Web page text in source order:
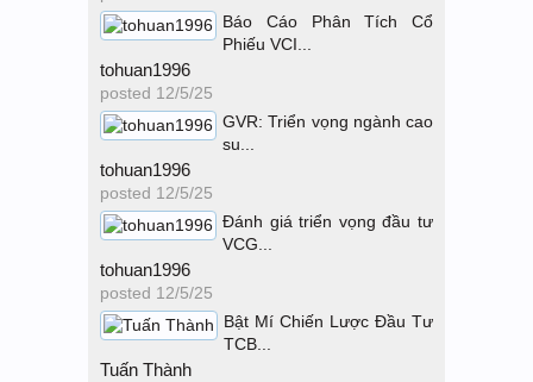
Báo Cáo Phân Tích Cổ
Phiếu VCI...
tohuan1996
posted 12/5/25
GVR: Triển vọng ngành cao
su...
tohuan1996
posted 12/5/25
Đánh giá triển vọng đầu tư
VCG...
tohuan1996
posted 12/5/25
Bật Mí Chiến Lược Đầu Tư
TCB...
Tuấn Thành